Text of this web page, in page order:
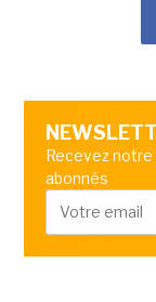
Recevez
abonnés